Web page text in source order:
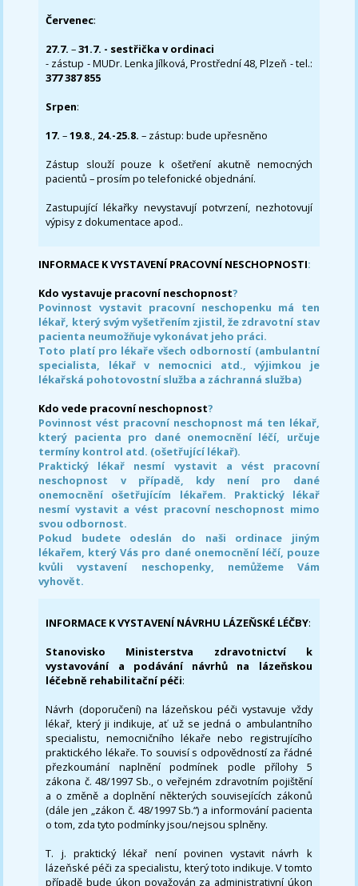
Červenec:
27.7.–31.7. - sestřička v ordinaci
- zástup - MUDr. Lenka Jílková, Prostřední 48, Plzeň - tel.:
377 387 855
Srpen:
17. –19.8., 24.-25.8. – zástup: bude upřesněno
Zástup slouží pouze k ošetření akutně nemocných
pacientů – prosím po telefonické objednání.
Zastupující lékařky nevystavují potvrzení, nezhotovují
výpisy z dokumentace apod..
INFORMACE K VYSTAVENÍ PRACOVNÍ NESCHOPNOSTI:
Kdo vystavuje pracovní neschopnost?
Povinnost vystavit pracovní neschopenku má ten
lékař, který svým vyšetřením zjistil, že zdravotní stav
pacienta neumožňuje vykonávat jeho práci.
Toto platí pro lékaře všech odborností (ambulantní
specialista, lékař v nemocnici atd., výjimkou je
lékařská pohotovostní služba a záchranná služba)
Kdo vede pracovní neschopnost?
Povinnost vést pracovní neschopnost má ten lékař,
který pacienta pro dané onemocnění léčí, určuje
termíny kontrol atd. (ošetřující lékař).
Praktický lékař nesmí vystavit a vést pracovní
neschopnost v případě, kdy není pro dané
onemocnění ošetřujícím lékařem. Praktický lékař
nesmí vystavit a vést pracovní neschopnost mimo
svou odbornost.
Pokud budete odeslán do naši ordinace jiným
lékařem, který Vás pro dané onemocnění léčí, pouze
kvůli vystavení neschopenky, nemůžeme Vám
vyhovět.
INFORMACE K VYSTAVENÍ NÁVRHU LÁZEŇSKÉ LÉČBY:
Stanovisko Ministerstva zdravotnictví k
vystavování a podávání návrhů na lázeňskou
léčebně rehabilitační péči:
Návrh (doporučení) na lázeňskou péči vystavuje vždy
lékař, který ji indikuje, ať už se jedná o ambulantního
specialistu, nemocničního lékaře nebo registrujícího
praktického lékaře. To souvisí s odpovědností za řádné
přezkoumání naplnění podmínek podle přílohy 5
zákona č. 48/1997 Sb., o veřejném zdravotním pojištění
a o změně a doplnění některých souvisejících zákonů
(dále jen „zákon č. 48/1997 Sb.“) a informování pacienta
o tom, zda tyto podmínky jsou/nejsou splněny.
T. j. praktický lékař není povinen vystavit návrh k
lázeňské péči za specialistu, který toto indikuje. V tomto
případě bude úkon považován za administrativní úkon